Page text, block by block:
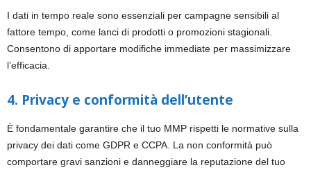
I dati in tempo reale sono essenziali per campagne sensibili al
fattore tempo, come lanci di prodotti o promozioni stagionali.
Consentono di apportare modifiche immediate per massimizzare
l’efficacia.
4. Privacy e conformità dell’utente
È fondamentale garantire che il tuo MMP rispetti le normative sulla
privacy dei dati come GDPR e CCPA. La non conformità può
comportare gravi sanzioni e danneggiare la reputazione del tuo